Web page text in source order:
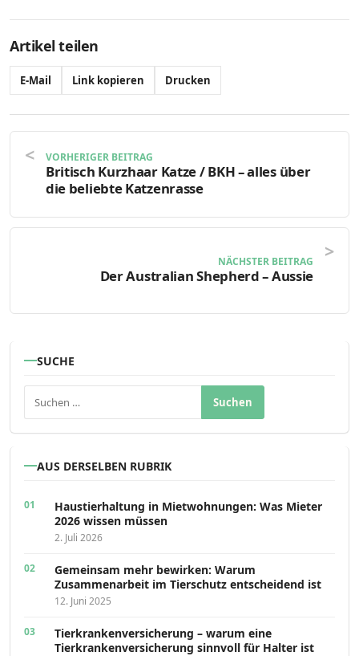
Artikel teilen
E-Mail Link kopieren Drucken
VORHERIGER BEITRAG
Britisch Kurzhaar Katze / BKH – alles über
die beliebte Katzenrasse
NÄCHSTER BEITRAG
Der Australian Shepherd – Aussie
SUCHE
AUS DERSELBEN RUBRIK
Haustierhaltung in Mietwohnungen: Was Mieter
2026 wissen müssen
2. Juli 2026
Gemeinsam mehr bewirken: Warum
Zusammenarbeit im Tierschutz entscheidend ist
12. Juni 2025
Tierkrankenversicherung – warum eine
Tierkrankenversicherung sinnvoll für Halter ist